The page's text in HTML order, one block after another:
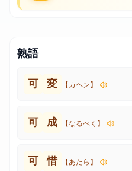
熟語
可 変 【カヘン】
可 成 【なるべく】
可 惜 【あたら】